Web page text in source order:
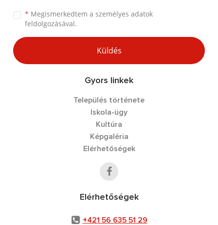
* Megismerkedtem a személyes adatok
feldolgozásával.
Küldés
Gyors linkek
Település története
Iskola-ügy
Kultúra
Képgaléria
Elérhetőségek
Elérhetőségek
+421 56 635 51 29